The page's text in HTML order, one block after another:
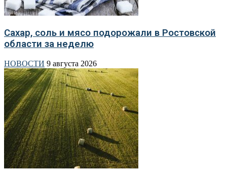
Сахар, соль и мясо подорожали в Ростовской
области за неделю
НОВОСТИ 9 августа 2026